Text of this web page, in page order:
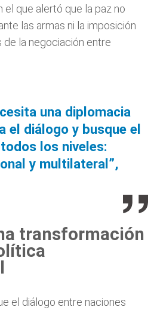
el que alertó que la paz no
las armas ni la imposición
de la negociación entre
una diplomacia
el diálogo y busque el
los niveles:
y multilateral”,
transformación
el diálogo entre naciones